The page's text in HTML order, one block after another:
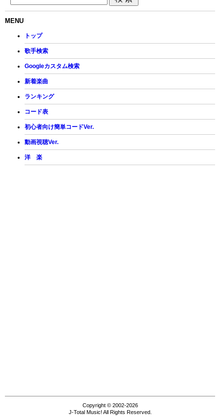
MENU
トップ
歌手検索
Googleカスタム検索
新着楽曲
ランキング
コード表
初心者向け簡単コードVer.
動画視聴Ver.
洋 楽
Copyright © 2002-2026
J-Total Music! All Rights Reserved.